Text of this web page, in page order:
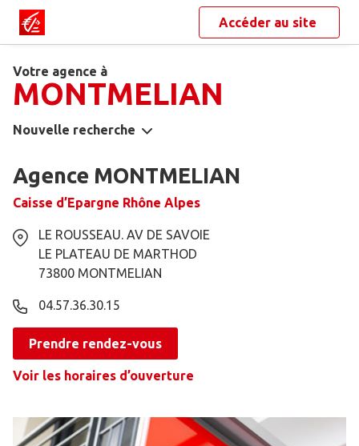
Accéder au site
Votre agence à
MONTMELIAN
Nouvelle recherche
Agence MONTMELIAN
Caisse d’Epargne Rhône Alpes
LE ROUSSEAU. AV DE SAVOIE
LE PLATEAU DE MARTHOD
73800 MONTMELIAN
04.57.36.30.15
Prendre rendez-vous
Voir les horaires d’ouverture